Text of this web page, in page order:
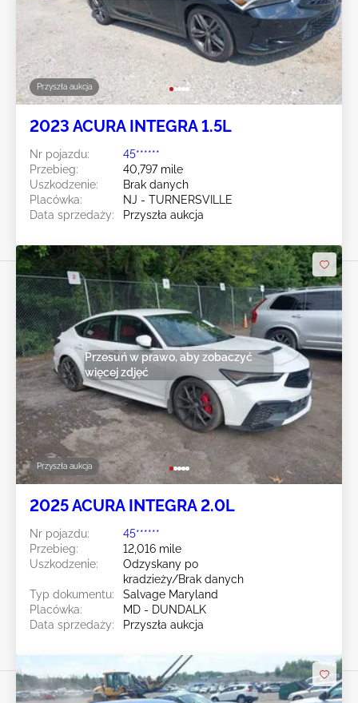
Przyszła aukcja
2023 ACURA INTEGRA 1.5L
Nr pojazdu:
45******
Przebieg:
40,797 mile
Uszkodzenie:
Brak danych
Placówka:
NJ - TURNERSVILLE
Data sprzedaży:
Przyszła aukcja
Przyszła aukcja
Przesuń w prawo, aby zobaczyć
więcej zdjęć
2025 ACURA INTEGRA 2.0L
Nr pojazdu:
45******
Przebieg:
12,016 mile
Uszkodzenie:
Odzyskany po
kradzieży/Brak danych
Typ dokumentu:
Salvage Maryland
Placówka:
MD - DUNDALK
Data sprzedaży:
Przyszła aukcja